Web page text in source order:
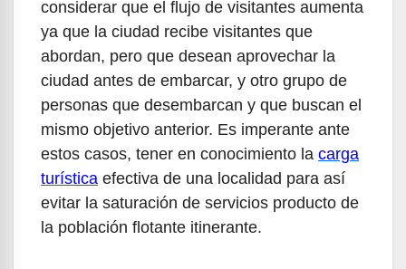
considerar que el flujo de visitantes aumenta
ya que la ciudad recibe visitantes que
abordan, pero que desean aprovechar la
ciudad antes de embarcar, y otro grupo de
personas que desembarcan y que buscan el
mismo objetivo anterior. Es imperante ante
estos casos, tener en conocimiento la carga
turística efectiva de una localidad para así
evitar la saturación de servicios producto de
la población flotante itinerante.